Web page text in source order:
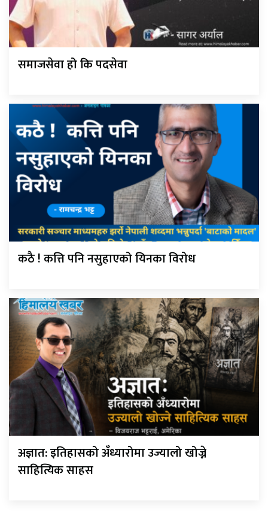
समाजसेवा हो कि पदसेवा
कठै ! कत्ति पनि नसुहाएको यिनका विरोध
अज्ञात: इतिहासको अँध्यारोमा उज्यालो खोज्ने
साहित्यिक साहस